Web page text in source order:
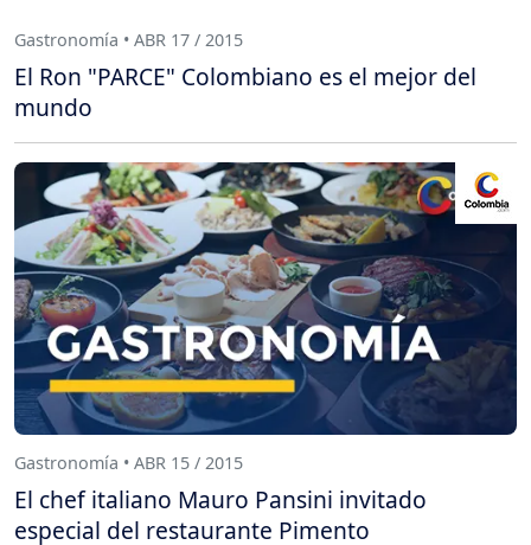
Gastronomía • ABR 17 / 2015
El Ron "PARCE" Colombiano es el mejor del
mundo
Gastronomía • ABR 15 / 2015
El chef italiano Mauro Pansini invitado
especial del restaurante Pimento